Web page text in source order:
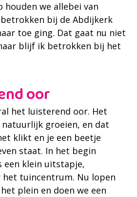
houden we allebei van
betrokken bij de Abdijkerk
toe ging. Dat gaat nu niet
blijf ik betrokken bij het
oor
het luisterend oor. Het
groeien, en dat
klikt en je een beetje
staat. In het begin
een klein uitstapje,
het tuincentrum. Nu lopen
plein en doen we een